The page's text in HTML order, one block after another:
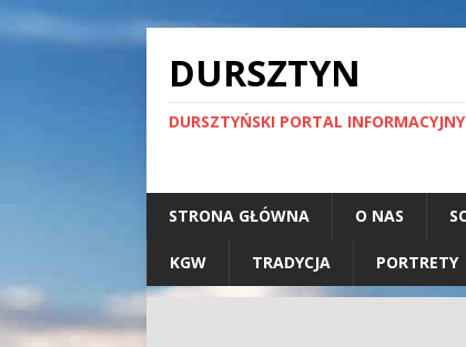
DURSZTYN
DURSZTYŃSKI PORTAL INFORMACYJNY
STRONA GŁÓWNA O NAS
KGW TRADYCJA PORTRETY